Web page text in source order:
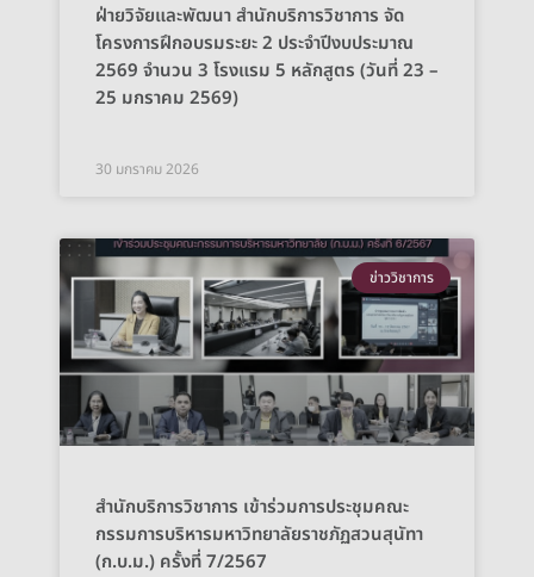
ฝ่ายวิจัยและพัฒนา สำนักบริการวิชาการ จัด
โครงการฝึกอบรมระยะ 2 ประจำปีงบประมาณ
2569 จำนวน 3 โรงแรม 5 หลักสูตร (วันที่ 23 –
25 มกราคม 2569)
30 มกราคม 2026
ข่าววิชาการ
สำนักบริการวิชาการ เข้าร่วมการประชุมคณะ
กรรมการบริหารมหาวิทยาลัยราชภัฏสวนสุนัทา
(ก.บ.ม.) ครั้งที่ 7/2567